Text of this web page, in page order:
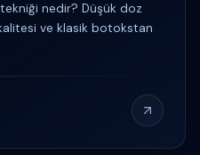
nedir? Düşük doz
ve klasik botokstan